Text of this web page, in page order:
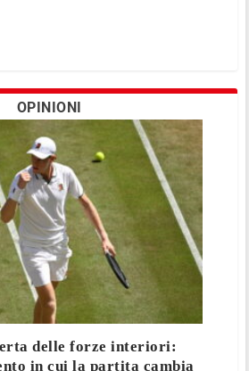
OPINIONI
delle forze interiori:
in cui la partita cambia